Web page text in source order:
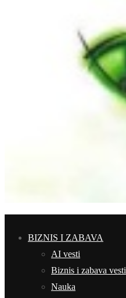
BIZNIS I ZABAVA
AI vesti
Biznis i zabava vesti
Nauka